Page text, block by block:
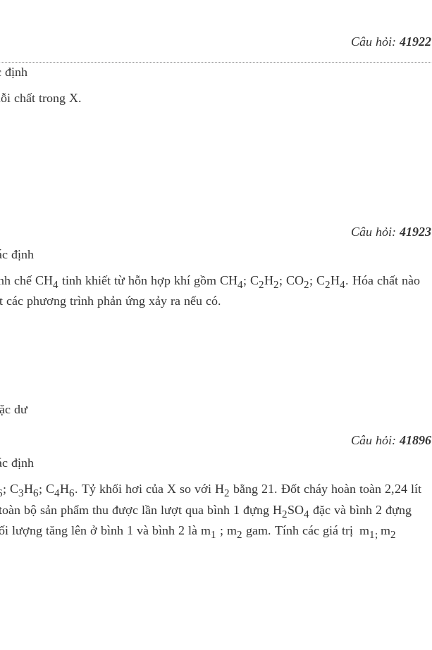
Câu hỏi:41922
định
chất trong X.
Câu hỏi:41923
định
chế CH4 tinh khiết từ hỗn hợp khí gồm CH4; C2H2; CO2; C2H4. Hóa chất nào
phương trình phản ứng xảy ra nếu có.
dư
Câu hỏi:41896
định
; C3H6; C4H6. Tỷ khối hơi của X so với H2 bằng 21. Đốt cháy hoàn toàn 2,24 lít
bộ sản phẩm thu được lần lượt qua bình 1 đựng H2SO4 đặc và bình 2 đựng
lượng tăng lên ở bình 1 và bình 2 là m1 ; m2 gam. Tính các giá trị m1; m2